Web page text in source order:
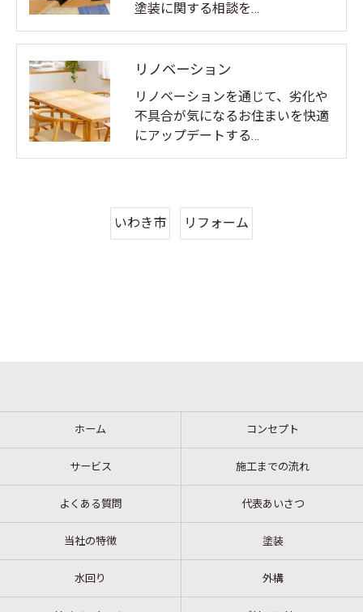
塗装に関する相談を…
リノベーション
リノベーションを通じて、劣化や
不具合が気になるお住まいを快適
にアップデートする…
いわき市 リフォーム
ホーム コンセプト
サービス 施工までの流れ
よくある質問 代表あいさつ
当社の特徴 塗装
水回り 外構